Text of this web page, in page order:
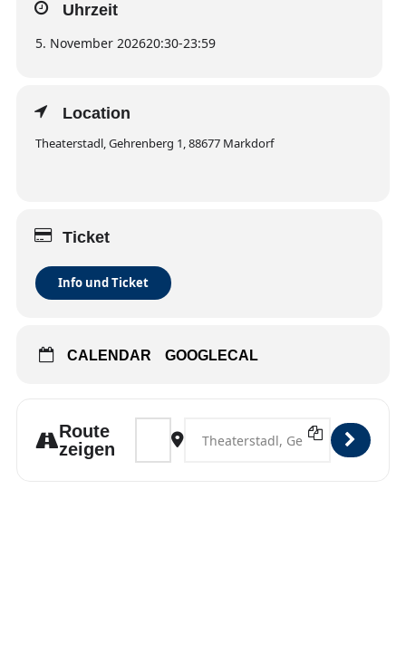
Uhrzeit
5. November 202620:30-23:59
Location
Theaterstadl, Gehrenberg 1, 88677 Markdorf
Ticket
Info und Ticket
CALENDAR GOOGLECAL
Route
zeigen
Address - Markdorf [qVciRCOcF]
Destination Address - Markdorf